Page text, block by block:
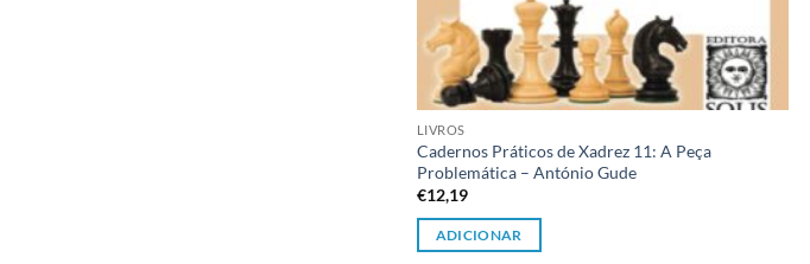
LIVROS
Cadernos Práticos de Xadrez 11: A Peça
Problemática – António Gude
€12,19
ADICIONAR